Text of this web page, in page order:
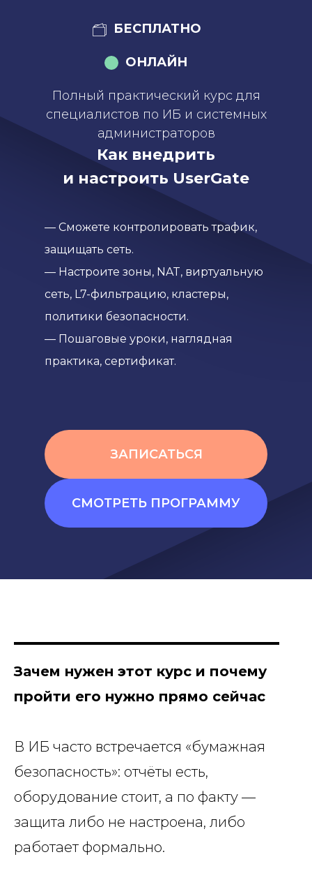
ЗАПИСАТЬСЯ
СМОТРЕТЬ ПРОГРАММУ
— Сможете контролировать трафик,
защищать сеть.
— Настроите зоны, NAT, виртуальную
сеть, L7-фильтрацию, кластеры,
политики безопасности.
— Пошаговые уроки, наглядная
практика, сертификат.
Полный практический курс для
специалистов по ИБ и системных
администраторов
Как внедрить
и настроить UserGate
БЕСПЛАТНО
ОНЛАЙН
Зачем нужен этот курс и почему
пройти его нужно прямо сейчас
В ИБ часто встречается «бумажная
безопасность»: отчёты есть,
оборудование стоит, а по факту —
защита либо не настроена, либо
работает формально.